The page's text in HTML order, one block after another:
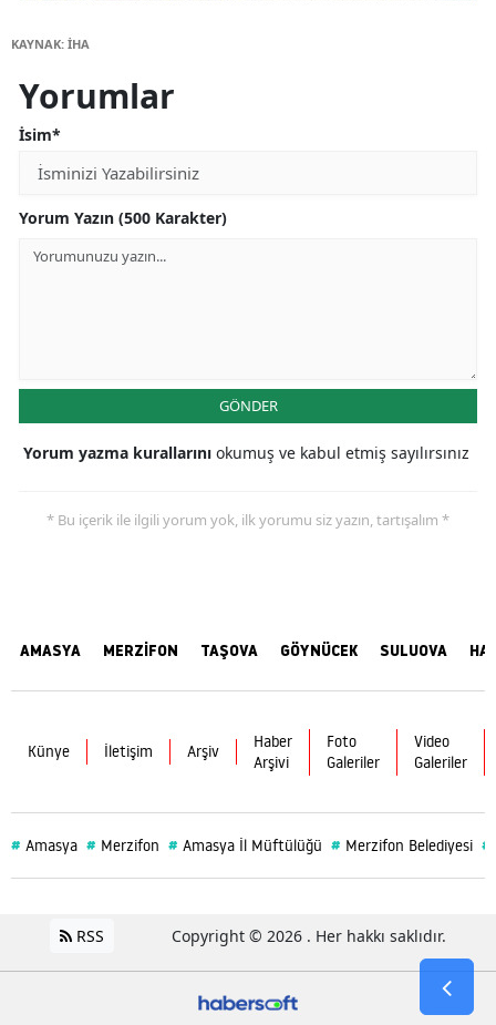
KAYNAK: İHA
Yorumlar
İsim*
Yorum Yazın (500 Karakter)
GÖNDER
Yorum yazma kurallarını okumuş ve kabul etmiş sayılırsınız
* Bu içerik ile ilgili yorum yok, ilk yorumu siz yazın, tartışalım *
AMASYA MERZİFON TAŞOVA GÖYNÜCEK SULUOVA
Künye İletişim Arşiv
Haber
Arşivi
Foto
Galeriler
Video
Galeriler
# Amasya # Merzifon # Amasya İl Müftülüğü # Merzifon Belediyesi #
RSS Copyright © 2026 . Her hakkı saklıdır.